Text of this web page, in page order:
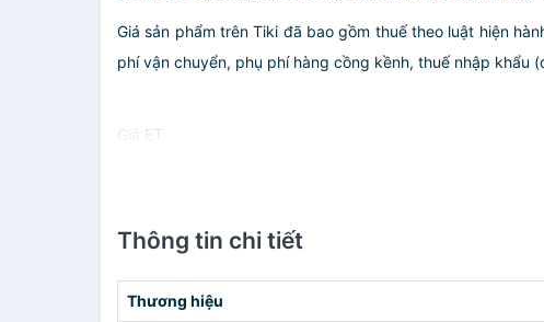
Giá sản phẩm trên Tiki đã bao gồm thuế theo luật hiện
phí vận chuyển, phụ phí hàng cồng kềnh, thuế nhập khẩu
Giá ET
Thông tin chi tiết
Thương hiệu